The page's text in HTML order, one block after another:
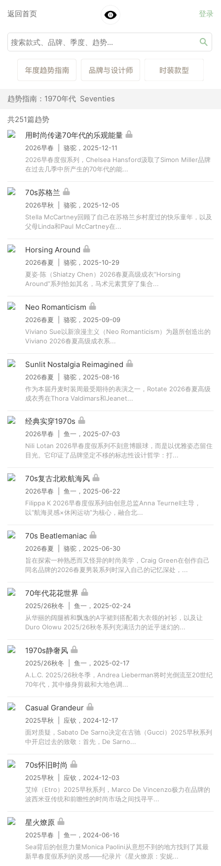
返回首页 登录
趋势指南：1970年代 Seventies
共251篇趋势
用时尚传递70年代的乐观能量
2026早春 | 骆驼，2025-12-11
2026早春度假系列，Chelsea Hansford汲取了Simon Miller品牌
在过去几季中所产生的70年代的能...
70s苏格兰
2026早秋 | 骆驼，2025-12-05
Stella McCartney回顾了自己在苏格兰乡村度过的快乐童年，以及
父母Linda和Paul McCartney在...
Horsing Around
2026春夏 | 骆驼，2025-10-29
夏姿·陈（Shiatzy Chen）2026春夏高级成衣“Horsing
Around”系列恰如其名，马术元素贯穿了集合...
Neo Romanticism
2026春夏 | 骆驼，2025-09-09
Viviano Sue以新浪漫主义（Neo Romanticism）为题所创造出的
Viviano 2026春夏高级成衣系...
Sunlit Nostalgia Reimagined
2026春夏 | 骆驼，2025-08-16
作为本届丹麦时装周最受期待的表演之一，Rotate 2026春夏高级
成衣秀在Thora Valdimars和Jeanet...
经典实穿1970s
2026早春 | 鱼一，2025-07-03
Nili Lotan 2026早春度假系列不刻意博眼球，而是以优雅姿态留住
目光。它印证了品牌坚定不移的标志性设计哲学：打...
70s复古北欧航海风
2026早春 | 鱼一，2025-06-22
Filippa K 2026早春度假系列由创意总监Anna Teurnell主导，
以“航海灵感×休闲运动”为核心，融合北...
70s Beatlemaniac
2026春夏 | 骆驼，2025-06-30
旨在探索一种熟悉而又怪异的时尚美学，Craig Green在创作自己
同名品牌的2026春夏男装系列时深入自己的记忆深处，...
70年代花花世界
2025/26秋冬 | 鱼一，2025-02-24
从华丽的阔腿裤和飘逸的A字裙到搭配着大衣领的衬衫，以及让
Duro Olowu 2025/26秋冬系列充满活力的近乎迷幻的...
1970s静奢风
2025/26秋冬 | 鱼一，2025-02-17
A.L.C. 2025/26秋冬季，Andrea Lieberman将时光倒流至20世纪
70年代，其中修身剪裁和大地色调...
Casual Grandeur
2025早秋 | 应钦，2024-12-17
面对质疑，Sabato De Sarno决定在古驰（Gucci）2025早秋系列
中开启过去的致敬：首先，De Sarno...
70s怀旧时尚
2025早秋 | 应钦，2024-12-03
艾绰（Etro）2025早秋系列，Marco De Vincenzo极力在品牌的
波西米亚传统和前瞻性的时尚市场之间找寻平...
星火燎原
2025早春 | 鱼一，2024-06-16
Sea背后的创意力量Monica Paolini从意想不到的地方找到了其最
新早春度假系列的灵感——纪录片《星火燎原：安妮...